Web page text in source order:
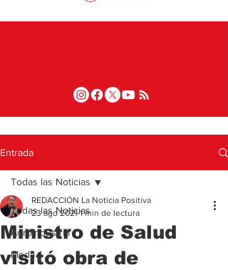
Entrada
Todas las Noticias
Agroindustria
Moda
Todas las Noticias
Ministro de Salud
visitó obra de
REDACCIÓN La Noticia Positiva
23 ago 2021 1 min de lectura